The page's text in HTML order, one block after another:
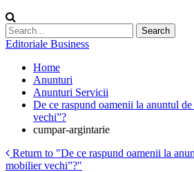
Editoriale Business
Home
Anunturi
Anunturi Servicii
De ce raspund oamenii la anuntul
vechi”?
cumpar-argintarie
Return to "De ce raspund oamenii la
mobilier vechi”?"